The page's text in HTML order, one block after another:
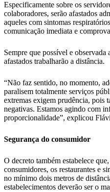
Especificamente sobre os
colaboradores, serão afastados
aqueles com sintomas
comunicação imediata e
Sempre que possível e
afastados trabalharão a distância.
“Não faz sentido, no momento,
paralisem totalmente serviços
extremas exigem prudência, pois
negativas. Estamos agindo com
proporcionalidade”, explicou
Segurança do consumidor
O decreto também estabelece
consumidores, os restaurantes e
no mínimo dois metros de
estabelecimentos deverão ser o